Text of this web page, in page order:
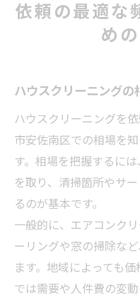
依頼の最適な
め
ハウスクリーニングの
ハウスクリーニングを
市安佐南区での相場を
す。相場を把握するに
を取り、清掃箇所やサ
るのが基本です。
一般的に、エアコンク
ーリングや窓の掃除な
ます。地域によっても
では需要や人件費の変